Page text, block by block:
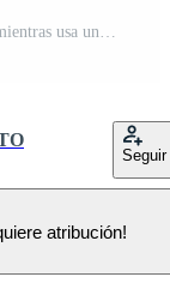
el chico genial está cantando con un tono alto mientras usa una gorra Vector Pro
Seguir
atribución!